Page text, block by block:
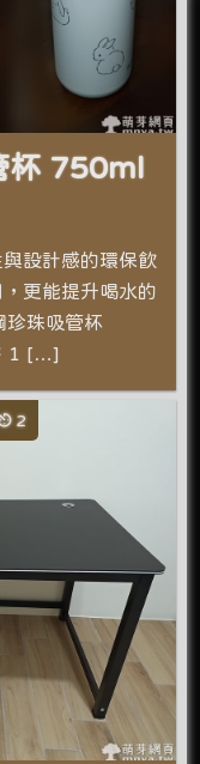
杯 750ml
設計感的環保飲
更能提升喝水的
珍珠吸管杯
1 […]
2